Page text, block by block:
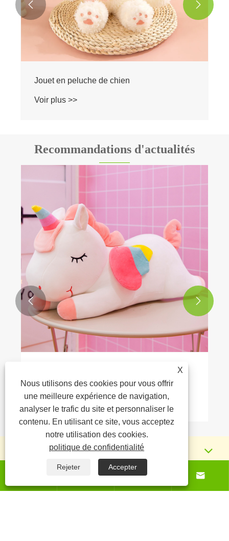
Jouet en peluche de chien
Voir plus >>
 
Recommandations d'actualités
Qu'est-ce qui rend un oreiller en peluche
l'ultime sommeil essentiel?
Voir plus >>
 
À propos de nous
 
X
Nous utilisons des cookies pour vous offrir
une meilleure expérience de navigation,
analyser le trafic du site et personnaliser le
contenu. En utilisant ce site, vous acceptez
notre utilisation des cookies.
politique de confidentialité
Rejeter Accepter